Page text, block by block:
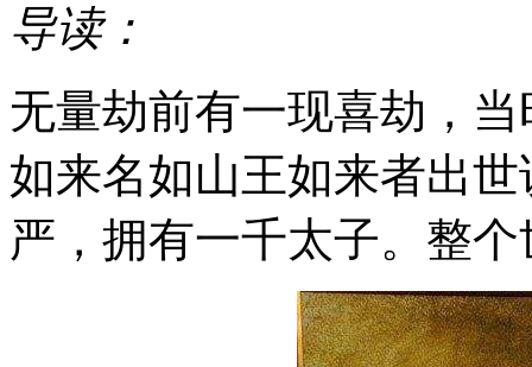
导读：
无量劫前有一现喜劫，
如来名如山王如来者出
严，拥有一千太子。整